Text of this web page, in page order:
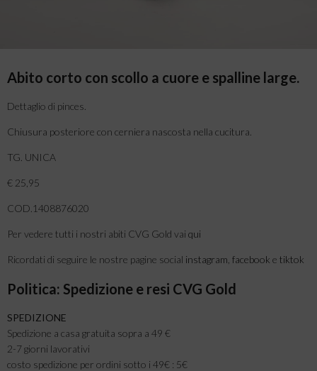
Abito corto con scollo a cuore e spalline large.
Dettaglio di pinces.
Chiusura posteriore con cerniera nascosta nella cucitura.
TG. UNICA
€ 25,95
COD.1408876020
Per vedere tutti i nostri abiti CVG Gold vai qui
Ricordati di seguire le nostre pagine social instagram facebook e tiktok
Politica: Spedizione e resi CVG Gold
SPEDIZIONE
Spedizione a casa gratuita sopra a 49 €
2-7 giorni lavorativi
costo spedizione per ordini sotto i 49€ : 5€